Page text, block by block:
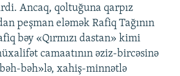
Ancaq, qoltuğuna qarpız
peşman eləmək Rafiq Tağının
bəy «Qırmızı dastan» kimi
camaatının əziz-bircəsinə
bəh»lə, xahiş-minnətlə